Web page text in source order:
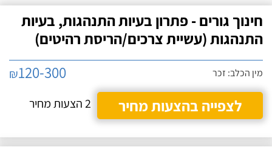
חינוך גורים - פתרון בעיות התנהגות, בעיות
התנהגות (עשיית צרכים/הריסת רהיטים)
מין הכלב: זכר ₪120-300
לצפייה בהצעות מחיר
2 הצעות מחיר